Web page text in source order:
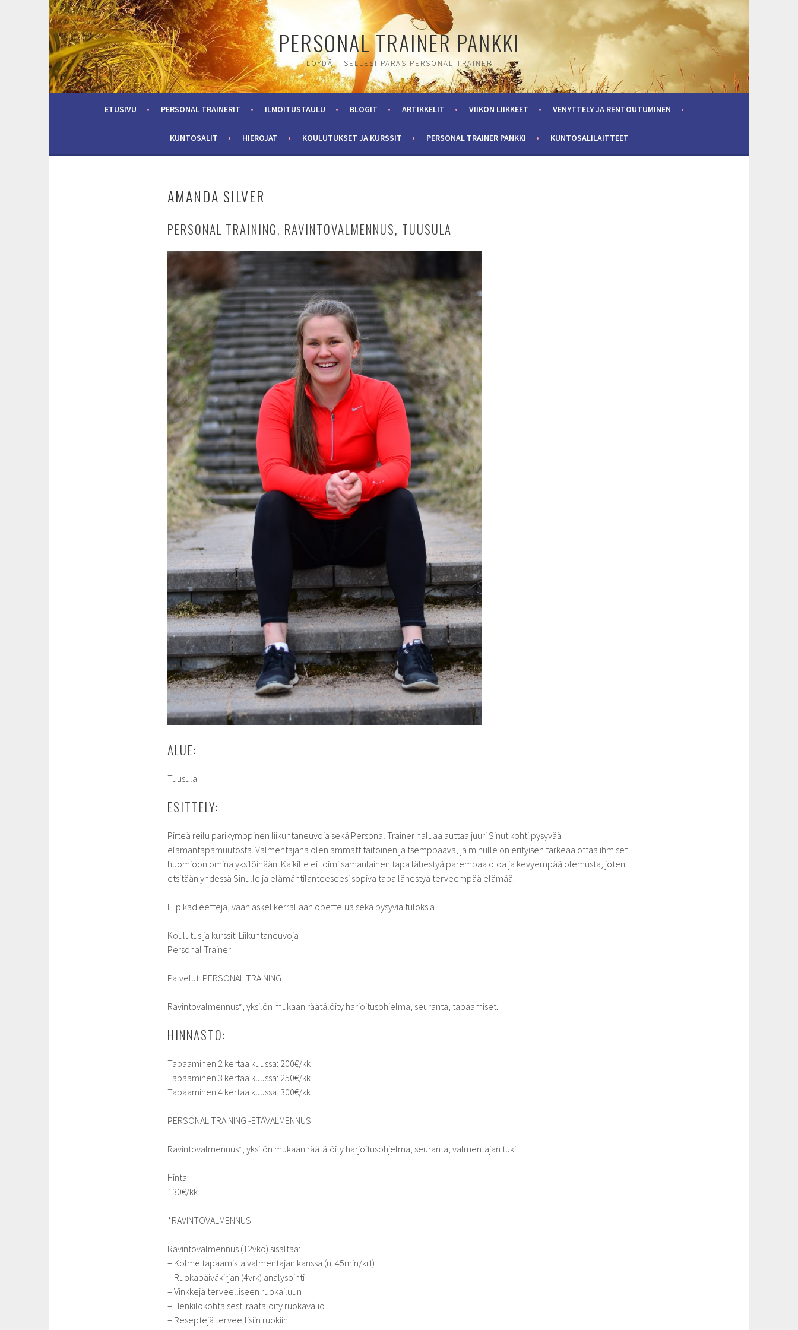
Skip
to
content
PERSONAL TRAINER PANKKI
LÖYDÄ ITSELLESI PARAS PERSONAL TRAINER
ETUSIVU PERSONAL TRAINERIT ILMOITUSTAULU BLOGIT ARTIKKELIT VIIKON LIIKKEET VENYTTELY JA RENTOUTUMINEN
KUNTOSALIT HIEROJAT KOULUTUKSET JA KURSSIT PERSONAL TRAINER PANKKI KUNTOSALILAITTEET
AMANDA SILVER
PERSONAL TRAINING, RAVINTOVALMENNUS, TUUSULA
ALUE:
Tuusula
ESITTELY:
Pirteä reilu parikymppinen liikuntaneuvoja sekä Personal Trainer haluaa auttaa juuri Sinut kohti pysyvää
elämäntapamuutosta. Valmentajana olen ammattitaitoinen ja tsemppaava, ja minulle on erityisen tärkeää ottaa ihmiset
huomioon omina yksilöinään. Kaikille ei toimi samanlainen tapa lähestyä parempaa oloa ja kevyempää olemusta, joten
etsitään yhdessä Sinulle ja elämäntilanteeseesi sopiva tapa lähestyä terveempää elämää.
Ei pikadieettejä, vaan askel kerrallaan opettelua sekä pysyviä tuloksia!
Koulutus ja kurssit: Liikuntaneuvoja
Personal Trainer
Palvelut: PERSONAL TRAINING
Ravintovalmennus*, yksilön mukaan räätälöity harjoitusohjelma, seuranta, tapaamiset.
HINNASTO:
Tapaaminen 2 kertaa kuussa: 200€/kk
Tapaaminen 3 kertaa kuussa: 250€/kk
Tapaaminen 4 kertaa kuussa: 300€/kk
PERSONAL TRAINING -ETÄVALMENNUS
Ravintovalmennus*, yksilön mukaan räätälöity harjoitusohjelma, seuranta, valmentajan tuki.
Hinta:
130€/kk
*RAVINTOVALMENNUS
Ravintovalmennus (12vko) sisältää:
– Kolme tapaamista valmentajan kanssa (n. 45min/krt)
– Ruokapäiväkirjan (4vrk) analysointi
– Vinkkejä terveelliseen ruokailuun
– Henkilökohtaisesti räätälöity ruokavalio
– Reseptejä terveellisiin ruokiin